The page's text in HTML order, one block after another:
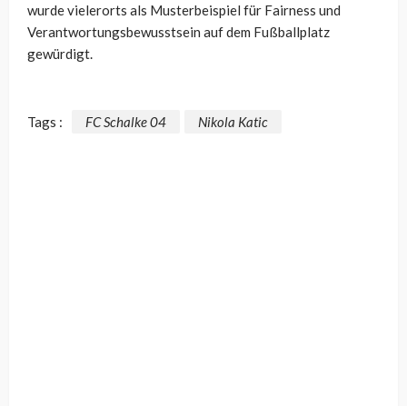
wurde vielerorts als Musterbeispiel für Fairness und
Verantwortungsbewusstsein auf dem Fußballplatz
gewürdigt.
Tags : FC Schalke 04 Nikola Katic